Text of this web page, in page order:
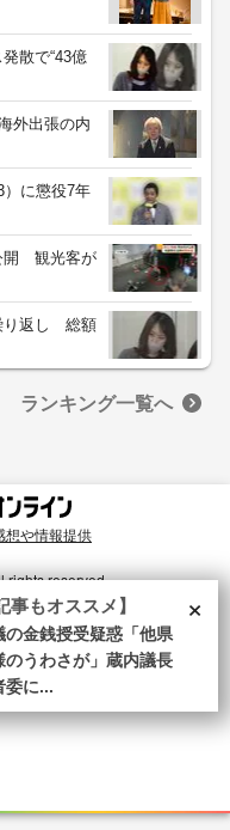
散で“43億
外出張の内
）に懲役7年
開 観光客が
り返し 総額
ランキング一覧へ
想や情報提供
rights reserved.
したコンテンツや広告配信を提供する
バシーポリシー をご確認ください。×
事もオススメ】
の金銭授受疑惑「他県
のうわさが」蔵内議長
委に...